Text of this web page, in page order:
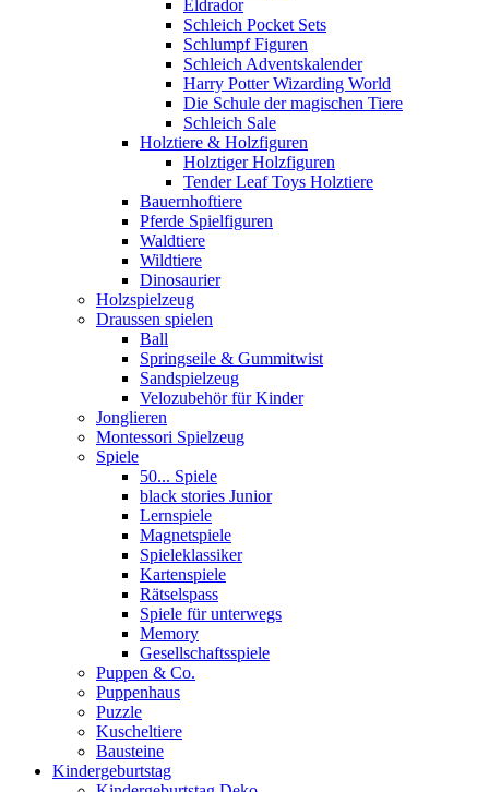
Eldrador
Schleich Pocket Sets
Schlumpf Figuren
Schleich Adventskalender
Harry Potter Wizarding World
Die Schule der magischen Tiere
Schleich Sale
Holztiere & Holzfiguren
Holztiger Holzfiguren
Tender Leaf Toys Holztiere
Bauernhoftiere
Pferde Spielfiguren
Waldtiere
Wildtiere
Dinosaurier
Holzspielzeug
Draussen spielen
Ball
Springseile & Gummitwist
Sandspielzeug
Velozubehör für Kinder
Jonglieren
Montessori Spielzeug
Spiele
50... Spiele
black stories Junior
Lernspiele
Magnetspiele
Spieleklassiker
Kartenspiele
Rätselspass
Spiele für unterwegs
Memory
Gesellschaftsspiele
Puppen & Co.
Puppenhaus
Puzzle
Kuscheltiere
Bausteine
Kindergeburtstag